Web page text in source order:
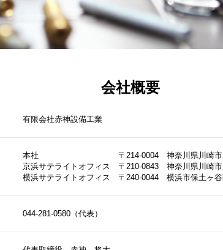
会社概要
有限会社赤神設備工業
本社 〒214-0004 神奈川県川崎
京浜サテライトオフィス 〒210-0843 神奈川県川崎
横浜サテライトオフィス 〒240-0044 横浜市保土ヶ
044-281-0580 （代表）